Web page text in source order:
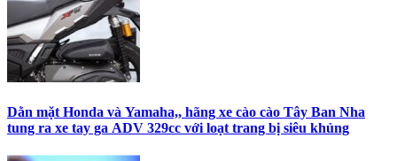
Dằn mặt Honda và Yamaha,, hãng xe cào cào Tây Ban Nha
tung ra xe tay ga ADV 329cc với loạt trang bị siêu khủng